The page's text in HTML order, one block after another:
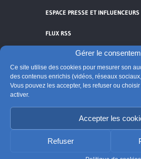
Gérer le
Ce site utilise des cookies pour mesurer son
des contenus enrichis (vidéos, réseaux
Vous pouvez les accepter, les refuser ou
activer.
Accepter les
Refuser
ESPACE PRESSE ET INFLUENCEURS
FLUX RSS
Cliquez pour accepter les
contenu.
© Église catholique en
Édité par la Conférence des
Suivre